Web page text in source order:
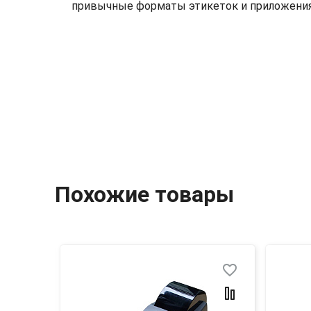
привычные форматы этикеток и
Похожие товары
favorite_border